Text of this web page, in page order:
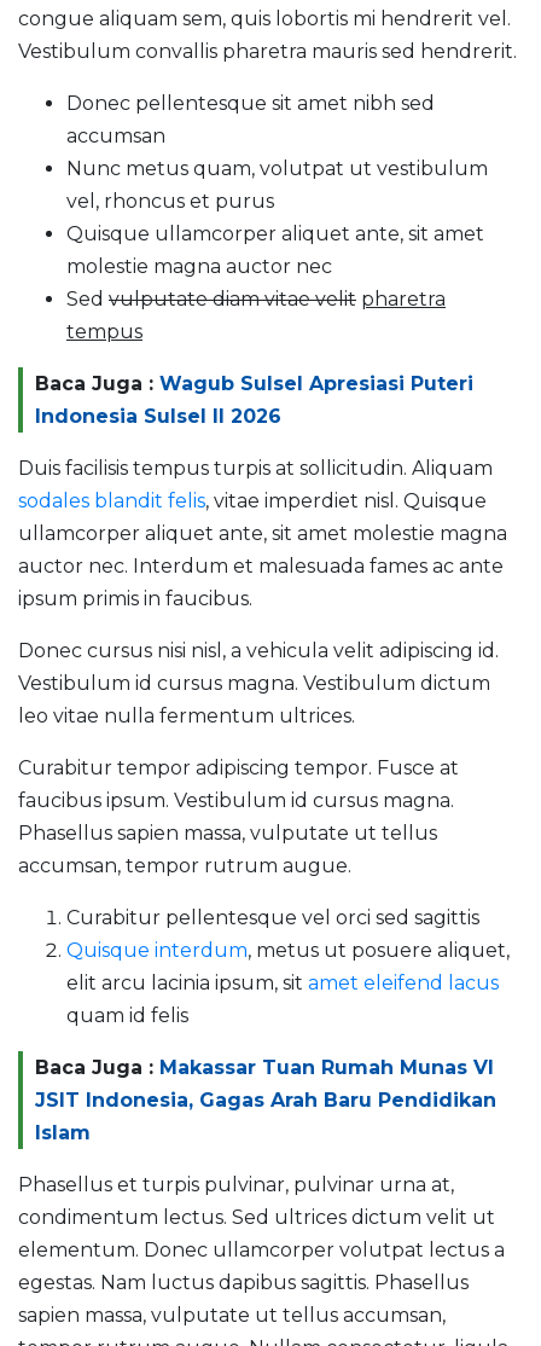
congue aliquam sem, quis lobortis mi hendrerit vel.
Vestibulum convallis pharetra mauris sed hendrerit.
Donec pellentesque sit amet nibh sed
accumsan
Nunc metus quam, volutpat ut vestibulum
vel, rhoncus et purus
Quisque ullamcorper aliquet ante, sit amet
molestie magna auctor nec
Sed vulputate diam vitae velit pharetra
tempus
Baca Juga : Wagub Sulsel Apresiasi Puteri
Indonesia Sulsel II 2026
Duis facilisis tempus turpis at sollicitudin. Aliquam
sodales blandit felis, vitae imperdiet nisl. Quisque
ullamcorper aliquet ante, sit amet molestie magna
auctor nec. Interdum et malesuada fames ac ante
ipsum primis in faucibus.
Donec cursus nisi nisl, a vehicula velit adipiscing id.
Vestibulum id cursus magna. Vestibulum dictum
leo vitae nulla fermentum ultrices.
Curabitur tempor adipiscing tempor. Fusce at
faucibus ipsum. Vestibulum id cursus magna.
Phasellus sapien massa, vulputate ut tellus
accumsan, tempor rutrum augue.
Curabitur pellentesque vel orci sed sagittis
Quisque interdum, metus ut posuere aliquet,
elit arcu lacinia ipsum, sit amet eleifend lacus
quam id felis
Baca Juga : Makassar Tuan Rumah Munas VI
JSIT Indonesia, Gagas Arah Baru Pendidikan
Islam
Phasellus et turpis pulvinar, pulvinar urna at,
condimentum lectus. Sed ultrices dictum velit ut
elementum. Donec ullamcorper volutpat lectus a
egestas. Nam luctus dapibus sagittis. Phasellus
sapien massa, vulputate ut tellus accumsan,